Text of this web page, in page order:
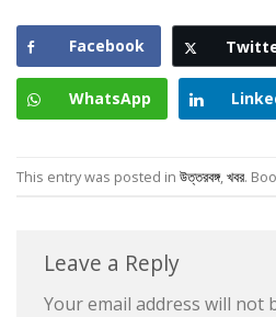
Facebook
WhatsApp
This entry was posted in উত্তরবঙ্গ, খবর.
Leave a Reply
Your email address will not